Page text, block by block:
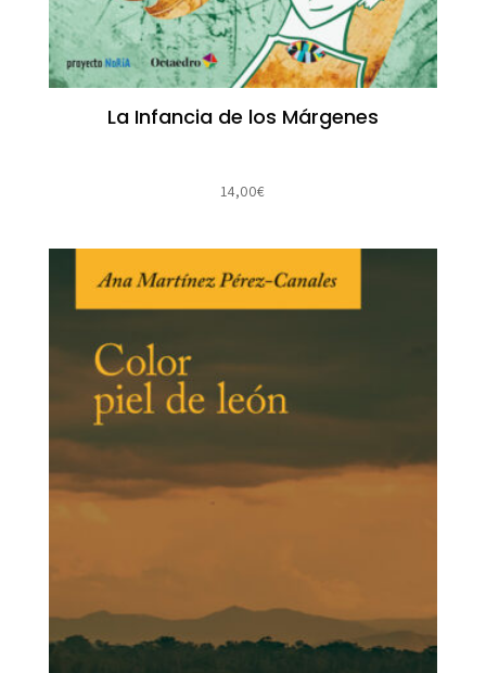
La Infancia de los Márgenes
14,00€